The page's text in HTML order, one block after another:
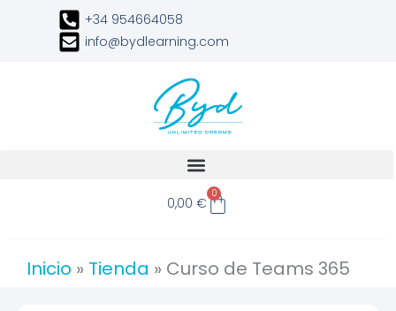
contenido
+34 954664058
info@bydlearning.com
0,00 €
0
Carrito
Inicio » Tienda » Curso de Teams 365